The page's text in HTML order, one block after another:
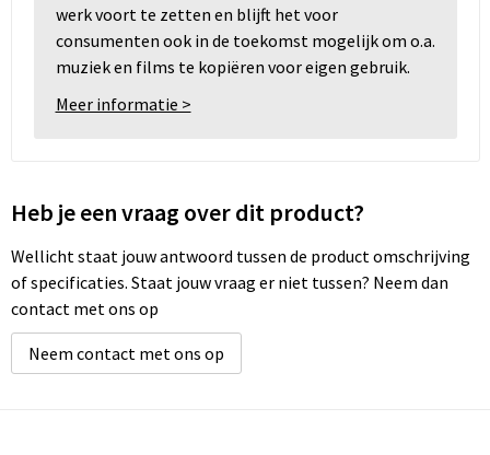
werk voort te zetten en blijft het voor
consumenten ook in de toekomst mogelijk om o.a.
muziek en films te kopiëren voor eigen gebruik.
Meer informatie >
Heb je een vraag over dit product?
Wellicht staat jouw antwoord tussen de product omschrijving
of specificaties. Staat jouw vraag er niet tussen? Neem dan
contact met ons op
Neem contact met ons op